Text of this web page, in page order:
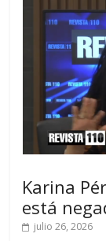
Karina
está
julio 26, 2026